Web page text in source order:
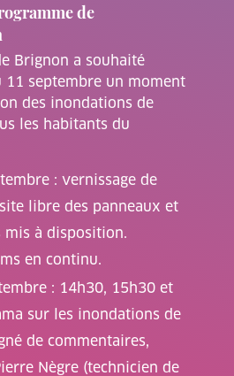
de
Brignon a souhaité
11 septembre un moment
des inondations de
les habitants du
: vernissage de
libre des panneaux et
mis à disposition.
en continu.
: 14h30, 15h30 et
sur les inondations de
de commentaires,
Nègre (technicien de